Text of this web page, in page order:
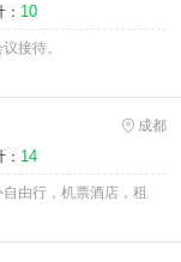
10
接待。
成都
14
由行，机票酒店，租